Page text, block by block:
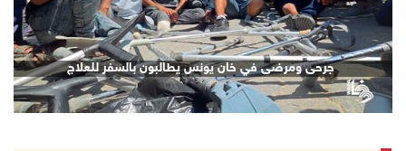
09/آب/2026 01:56 م
تحذيرات من الفيضانات مع اتجاه الإعصار "دولفين ...
09/آب/2026 01:40 م
الاحتلال يعتقل شابا من العيسوية شمال القدس
جرحى نازحون ينتظرون الحصول على طعام في خان يونس